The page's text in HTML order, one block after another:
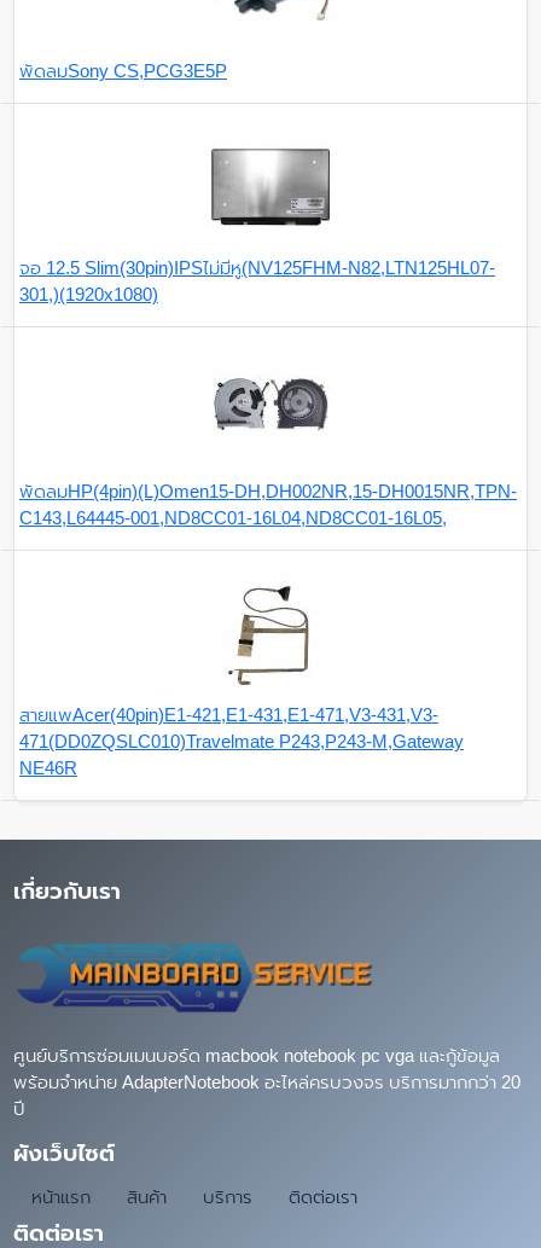
พัดลมSony CS,PCG3E5P
จอ 12.5 Slim(30pin)IPSไม่มีหู(NV125FHM-N82,LTN125HL07-
301,)(1920x1080)
พัดลมHP(4pin)(L)Omen15-DH,DH002NR,15-DH0015NR,TPN-
C143,L64445-001,ND8CC01-16L04,ND8CC01-16L05,
สายแพAcer(40pin)E1-421,E1-431,E1-471,V3-431,V3-
471(DD0ZQSLC010)Travelmate P243,P243-M,Gateway
NE46R
เกี่ยวกับเรา
ศูนย์บริการซ่อมเมนบอร์ด macbook notebook pc vga และกู้ข้อมูล
พร้อมจำหน่าย AdapterNotebook อะไหล่ครบวงจร บริการมากกว่า 20
ปี
ผังเว็บไซต์
หน้าแรก สินค้า บริการ ติดต่อเรา
ติดต่อเรา